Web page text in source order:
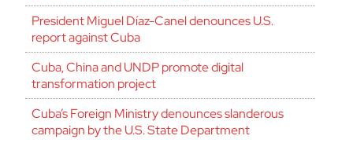
President Miguel Díaz-Canel denounces U.S.
report against Cuba
Cuba, China and UNDP promote digital
transformation project
Cuba’s Foreign Ministry denounces slanderous
campaign by the U.S. State Department